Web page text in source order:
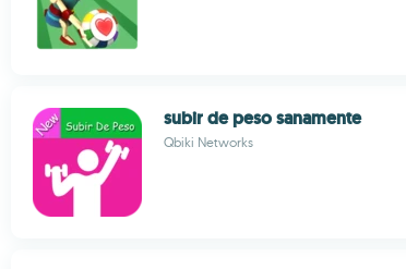
subir de peso sanamente
Qbiki Networks